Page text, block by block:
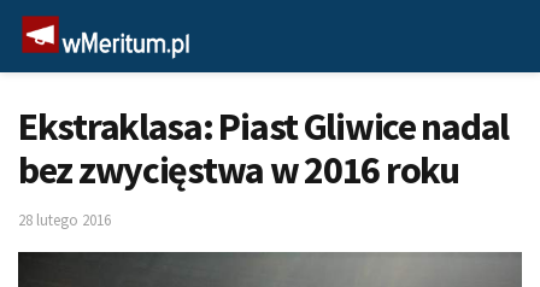
Ekstraklasa: Piast Gliwice nadal
bez zwycięstwa w 2016 roku
28 lutego 2016